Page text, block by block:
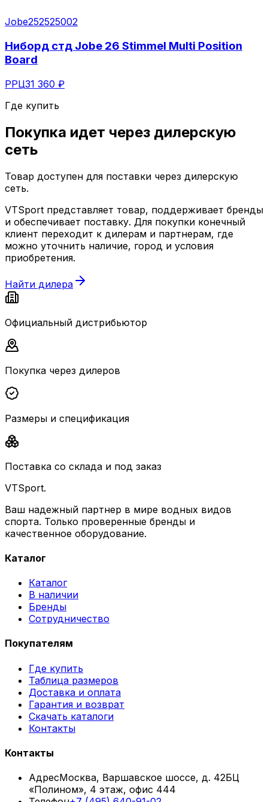
Jobe252525002
Ниборд стд Jobe 26 Stimmel Multi Position
Board
РРЦ31 360 ₽
Где купить
Покупка идет через дилерскую
сеть
Товар доступен для поставки через дилерскую
сеть.
VTSport представляет товар, поддерживает бренды
и обеспечивает поставку. Для покупки конечный
клиент переходит к дилерам и партнерам, где
можно уточнить наличие, город и условия
приобретения.
Найти дилера
Официальный дистрибьютор
Покупка через дилеров
Размеры и спецификация
Поставка со склада и под заказ
VTSport.
Ваш надежный партнер в мире водных видов
спорта. Только проверенные бренды и
качественное оборудование.
Каталог
Каталог
В наличии
Бренды
Сотрудничество
Покупателям
Где купить
Таблица размеров
Доставка и оплата
Гарантия и возврат
Скачать каталоги
Контакты
Контакты
АдресМосква, Варшавское шоссе, д. 42БЦ
«Полином», 4 этаж, офис 444